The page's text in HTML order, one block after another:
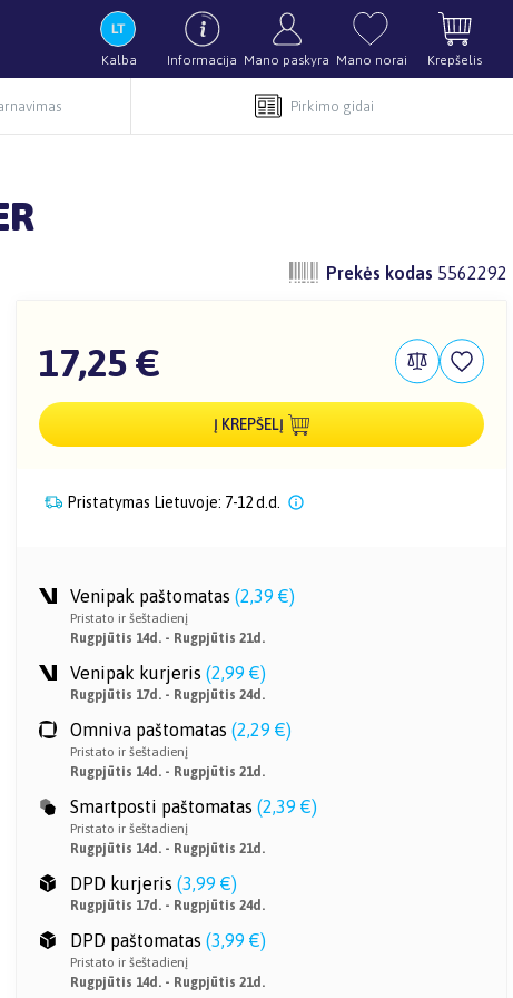
Kalba Informacija Mano paskyra Mano norai Krepšelis
Pirkimo gidai
Prekės kodas 5562292
17,25 €
Į KREPŠELĮ
Pristatymas Lietuvoje: 7-12 d.d.
Venipak paštomatas (2,39 €)
Pristato ir šeštadienį
Rugpjūtis 14d. - Rugpjūtis 21d.
Venipak kurjeris (2,99 €)
Rugpjūtis 17d. - Rugpjūtis 24d.
Omniva paštomatas (2,29 €)
Pristato ir šeštadienį
Rugpjūtis 14d. - Rugpjūtis 21d.
Smartposti paštomatas (2,39 €)
Pristato ir šeštadienį
Rugpjūtis 14d. - Rugpjūtis 21d.
DPD kurjeris (3,99 €)
Rugpjūtis 17d. - Rugpjūtis 24d.
DPD paštomatas (3,99 €)
Pristato ir šeštadienį
Rugpjūtis 14d. - Rugpjūtis 21d.